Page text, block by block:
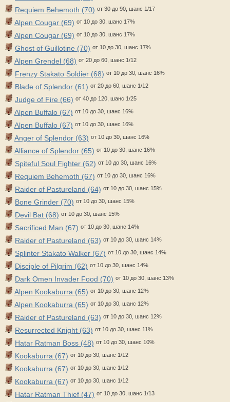
Requiem Behemoth (70) от 30 до 90, шанс 1/17
Alpen Cougar (69) от 10 до 30, шанс 17%
Alpen Cougar (69) от 10 до 30, шанс 17%
Ghost of Guillotine (70) от 10 до 30, шанс 17%
Alpen Grendel (68) от 20 до 60, шанс 1/12
Frenzy Stakato Soldier (68) от 10 до 30, шанс 16%
Blade of Splendor (61) от 20 до 60, шанс 1/12
Judge of Fire (66) от 40 до 120, шанс 1/25
Alpen Buffalo (67) от 10 до 30, шанс 16%
Alpen Buffalo (67) от 10 до 30, шанс 16%
Anger of Splendor (63) от 10 до 30, шанс 16%
Alliance of Splendor (65) от 10 до 30, шанс 16%
Spiteful Soul Fighter (62) от 10 до 30, шанс 16%
Requiem Behemoth (67) от 10 до 30, шанс 16%
Raider of Pastureland (64) от 10 до 30, шанс 15%
Bone Grinder (70) от 10 до 30, шанс 15%
Devil Bat (68) от 10 до 30, шанс 15%
Sacrificed Man (67) от 10 до 30, шанс 14%
Raider of Pastureland (63) от 10 до 30, шанс 14%
Splinter Stakato Walker (67) от 10 до 30, шанс 14%
Disciple of Pilgrim (62) от 10 до 30, шанс 14%
Dark Omen Invader Food (70) от 10 до 30, шанс 13%
Alpen Kookaburra (65) от 10 до 30, шанс 12%
Alpen Kookaburra (65) от 10 до 30, шанс 12%
Raider of Pastureland (63) от 10 до 30, шанс 12%
Resurrected Knight (63) от 10 до 30, шанс 11%
Hatar Ratman Boss (48) от 10 до 30, шанс 10%
Kookaburra (67) от 10 до 30, шанс 1/12
Kookaburra (67) от 10 до 30, шанс 1/12
Kookaburra (67) от 10 до 30, шанс 1/12
Hatar Ratman Thief (47) от 10 до 30, шанс 1/13